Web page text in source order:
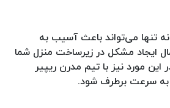
تنها می‌تواند باعث آسیب به
ایجاد مشکل در زیرساخت منزل شما
این مورد نیز با تیم مدرن ریپیر
سرعت برطرف شود.